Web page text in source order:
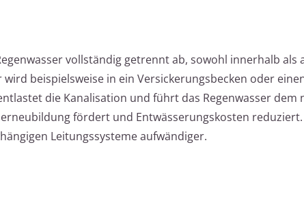
vollständig getrennt ab, sowohl innerhalb als
beispielsweise in ein Versickerungsbecken oder
die Kanalisation und führt das Regenwasser dem
fördert und Entwässerungskosten reduziert.
Leitungssysteme aufwändiger.